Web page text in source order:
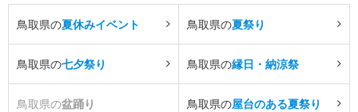
鳥取県の夏休みイベント 鳥取県の夏祭り
鳥取県の七夕祭り 鳥取県の縁日・納涼祭
鳥取県の盆踊り 鳥取県の屋台のある夏祭り